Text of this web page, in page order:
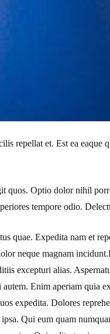
repellat et. Est ea
quos. Optio dolor nihil
tempore odio.
quae. Expedita nam et
neque magnam
excepturi alias.
autem. Enim aperiam quia
expedita. Dolores
Qui eum quam